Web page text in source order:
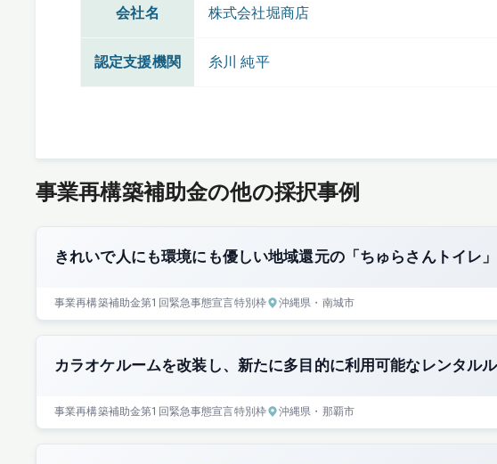
会社名 株式会社堀商店
認定支援機関 糸川 純平
事業再構築補助金の他の採択事例
きれいで人にも環境にも優しい地域還元の「ちゅらさんトイレ」
事業再構築補助金第1回緊急事態宣言特別枠 沖縄県 ・南城市
カラオケルームを改装し、新たに多目的に利用可能なレンタル
事業再構築補助金第1回緊急事態宣言特別枠 沖縄県 ・那覇市